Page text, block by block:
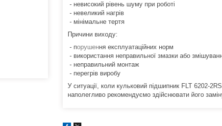
- невисокий рівень шуму при роботі
- невеликий нагрів
- мінімальне тертя
Причини виходу:
- порушення експлуатаційних норм
- використання неправильної змазки або
- неправильний монтаж
- перегрів виробу
У ситуації, коли кульковий підшипник FLT 6202-
наполегливо рекомендуємо здійснювати його